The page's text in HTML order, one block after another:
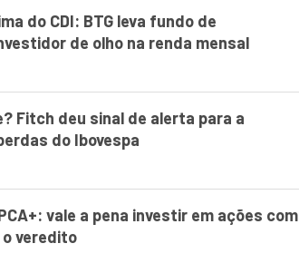
do CDI: BTG leva fundo de
de olho na renda mensal
Fitch deu sinal de alerta para a
do Ibovespa
vale a pena investir em ações com
o veredito